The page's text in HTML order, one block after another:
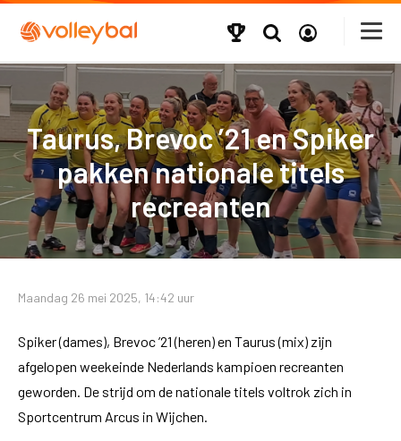
Taurus, Brevoc ’21 en Spiker
pakken nationale titels
recreanten
Maandag 26 mei 2025, 14:42 uur
Spiker (dames), Brevoc ’21 (heren) en Taurus (mix) zijn
afgelopen weekeinde Nederlands kampioen recreanten
geworden. De strijd om de nationale titels voltrok zich in
Sportcentrum Arcus in Wijchen.